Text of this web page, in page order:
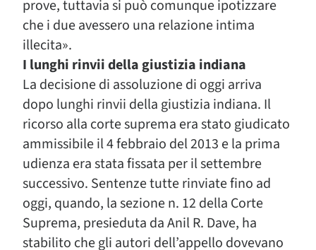
prove, tuttavia si può comunque ipotizzare
che i due avessero una relazione intima
illecita».
I lunghi rinvii della giustizia indiana
La decisione di assoluzione di oggi arriva
dopo lunghi rinvii della giustizia indiana. Il
ricorso alla corte suprema era stato giudicato
ammissibile il 4 febbraio del 2013 e la prima
udienza era stata fissata per il settembre
successivo. Sentenze tutte rinviate fino ad
oggi, quando, la sezione n. 12 della Corte
Suprema, presieduta da Anil R. Dave, ha
stabilito che gli autori dell’appello dovevano